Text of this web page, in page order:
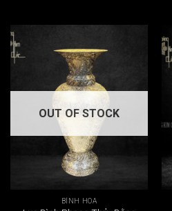
OUT OF STOCK
BÌNH HOA